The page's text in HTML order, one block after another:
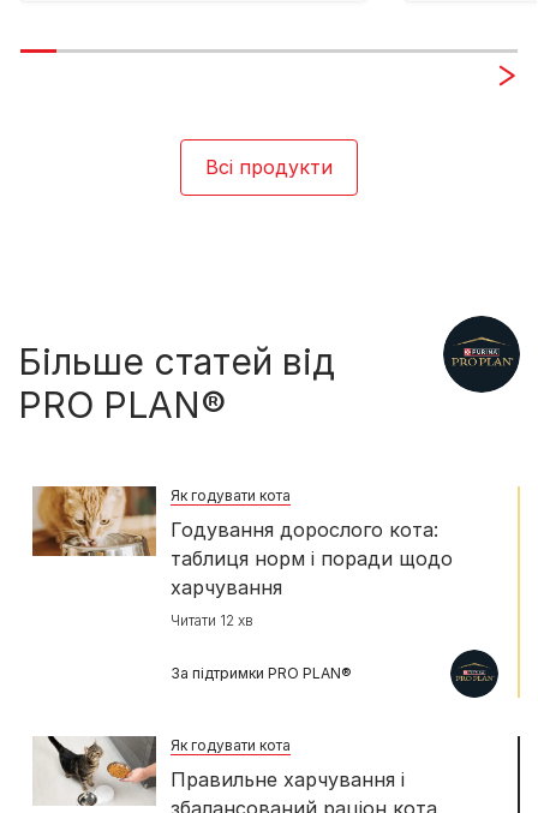
Всі продукти
Більше статей від
PRO PLAN®
Як годувати кота
Годування дорослого кота:
таблиця норм і поради щодо
харчування
Читати 12 хв
За підтримки PRO PLAN®
Як годувати кота
Правильне харчування і